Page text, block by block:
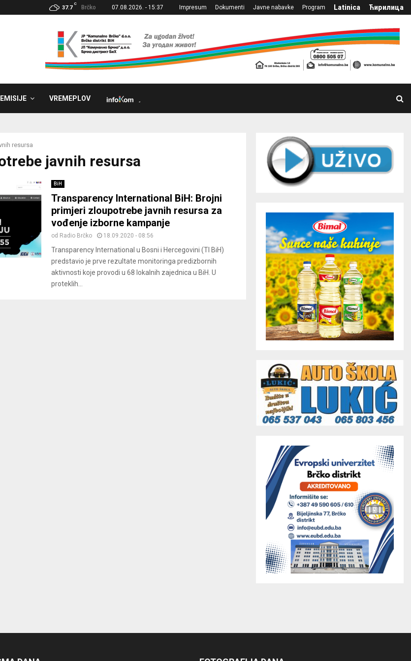
37.7
C
Brčko 07.08.2026. - 15:37 Impresum Dokumenti Javne nabavke Program Latinica Ћирилица
EMISIJE VREMEPLOV
resursa
javnih resursa
BiH
Transparency International BiH: Brojni
primjeri zloupotrebe javnih resursa za
vođenje izborne kampanje
od Radio Brčko 18.09.2020 - 08:56
Transparency International u Bosni i Hercegovini (TI BiH)
predstavio je prve rezultate monitoringa predizbornih
aktivnosti koje provodi u 68 lokalnih zajednica u BiH. U
proteklih...